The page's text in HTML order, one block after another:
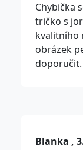
Chybička
tričko s
kvalitního
obrázek
doporučit.
Blanka ,